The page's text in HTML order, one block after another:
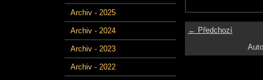
Archiv - 2025
Archiv - 2024
Archiv - 2023
Archiv - 2022
← Předchozí